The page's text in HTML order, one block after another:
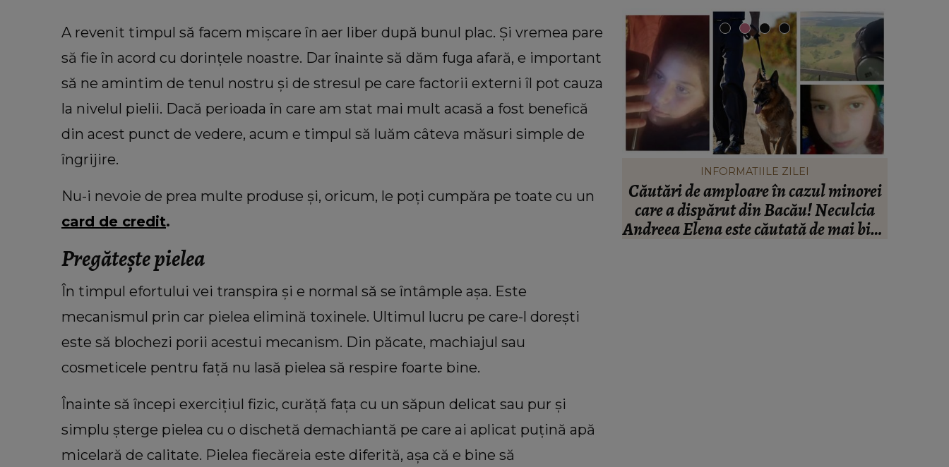
A revenit timpul să facem mișcare în aer liber după bunul plac. Și vremea pare
să fie în acord cu dorințele noastre. Dar înainte să dăm fuga afară, e important
să ne amintim de tenul nostru și de stresul pe care factorii externi îl pot cauza
la nivelul pielii. Dacă perioada în care am stat mai mult acasă a fost benefică
din acest punct de vedere, acum e timpul să luăm câteva măsuri simple de
îngrijire.
Nu-i nevoie de prea multe produse și, oricum, le poți cumpăra pe toate cu un
card de credit.
Pregătește pielea
În timpul efortului vei transpira și e normal să se întâmple așa. Este
mecanismul prin car pielea elimină toxinele. Ultimul lucru pe care-l dorești
este să blochezi porii acestui mecanism. Din păcate, machiajul sau
cosmeticele pentru față nu lasă pielea să respire foarte bine.
Înainte să începi exercițiul fizic, curăță fața cu un săpun delicat sau pur și
simplu șterge pielea cu o dischetă demachiantă pe care ai aplicat puțină apă
micelară de calitate. Pielea fiecăreia este diferită, așa că e bine să
VIDEO Cu ce se ocupă George Restivan
în America. Soțul Adrianei
Bahmuțeanu a dezvăluit de ce petrece
atât de mult timp în România:
„Trebuie să ne împărțim pe două
continente.”
Anamaria Prodan, totul despre socrul
ei. Ce spune impresara despre familia
INFORMATIILE ZILEI
Căutări de amploare în cazul minorei
care a dispărut din Bacău! Neculcia
Andreea Elena este căutată de mai bine